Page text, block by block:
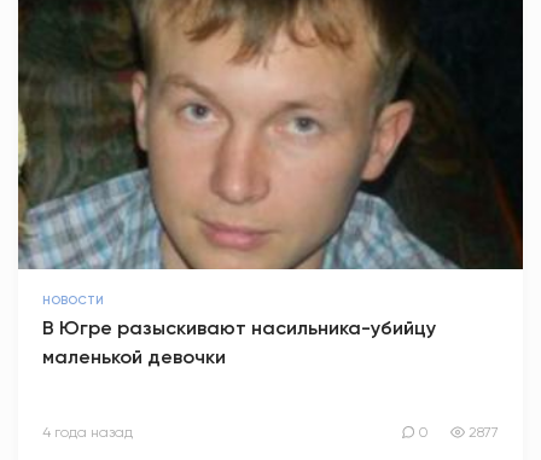
НОВОСТИ
В Югре разыскивают насильника-убийцу
маленькой девочки
4 года назад 0 2877